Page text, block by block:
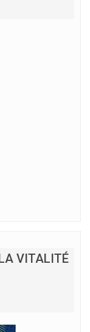
LA VITALITÉ